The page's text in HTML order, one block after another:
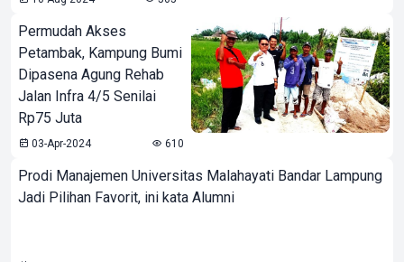
Permudah Akses
Petambak, Kampung Bumi
Dipasena Agung Rehab
Jalan Infra 4/5 Senilai
Rp75 Juta
03-Apr-2024 610
Prodi Manajemen Universitas Malahayati Bandar Lampung
Jadi Pilihan Favorit, ini kata Alumni